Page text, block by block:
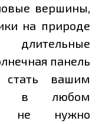
вершины,
на природе
панель
стать вашим
в любом
не нужно